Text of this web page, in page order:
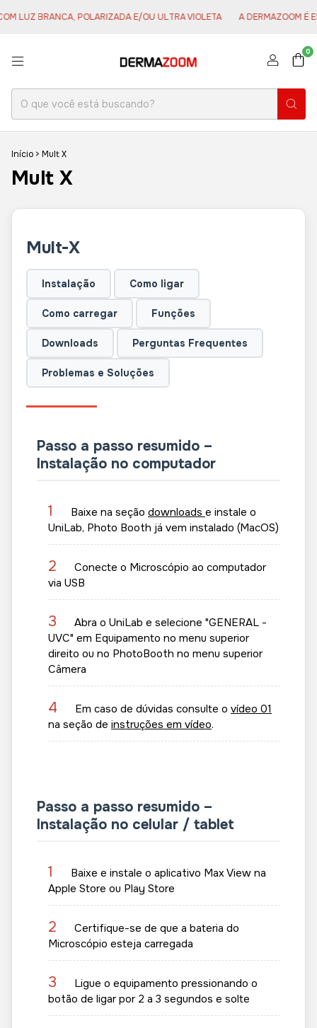
BRANCA, POLARIZADA E/OU ULTRA VIOLETA A DERMAZOOM É
0
Início > Mult X
Mult X
Mult-X
Instalação Como ligar
Como carregar Funções
Downloads Perguntas Frequentes
Problemas e Soluções
Passo a passo resumido –
Instalação no computador
1 Baixe na seção downloads e instale o
UniLab, Photo Booth já vem instalado (MacOS)
2
Conecte o Microscópio ao computador
via USB
3
Abra o UniLab e selecione "GENERAL -
UVC" em Equipamento no menu superior
direito ou no PhotoBooth no menu superior
Câmera
4 Em caso de dúvidas consulte o vídeo 01
na seção de instruções em vídeo.
Passo a passo resumido –
Instalação no celular / tablet
1
Baixe e instale o aplicativo Max View na
Apple Store ou Play Store
2
Certifique-se de que a bateria do
Microscópio esteja carregada
3
Ligue o equipamento pressionando o
botão de ligar por 2 a 3 segundos e solte